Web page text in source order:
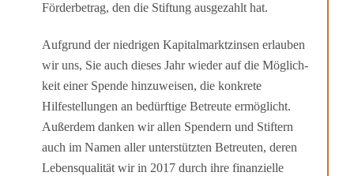
Förderbetrag, den die Stiftung ausgezahlt hat.
Aufgrund der niedrigen Kapitalmarktzinsen erlauben
wir uns, Sie auch dieses Jahr wieder auf die Möglich­
keit einer Spende hinzu­weisen, die konkrete
Hilfestellungen an bedürftige Betreu­te ermöglicht.
Außerdem danken wir allen Spendern und Stiftern
auch im Namen aller unter­stützten Betreuten, deren
Lebensqualität wir in 2017 durch ihre finanzielle